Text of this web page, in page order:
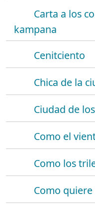
Carta a los
kampana
Cenitciento
Chica de la
Ciudad de
Como el
Como los
Como